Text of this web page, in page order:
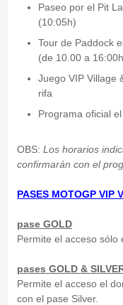
Paseo por el Pit
(10:05h)
Tour de Paddock
(de 10.00 a
Juego VIP Village
rifa
Programa oficial
OBS: Los horarios
confirmarán con el
PASES MOTOGP VIP
pase GOLD
Permite el acceso sólo
pases GOLD &
Permite el acceso el
con el pase Silver.